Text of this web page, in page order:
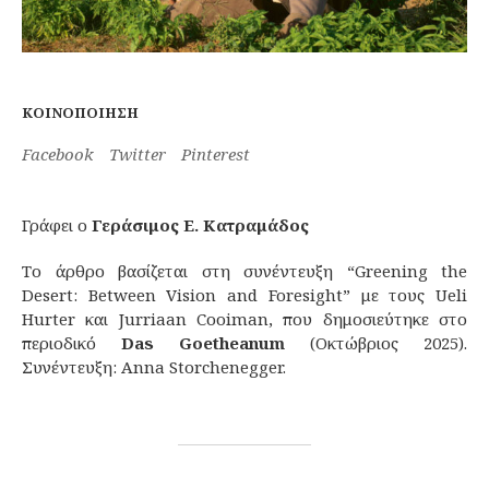
ΚΟΙΝΟΠΟΊΗΣΗ
Facebook Twitter Pinterest
Γράφει ο Γεράσιμος Ε. Κατραμάδος
Το άρθρο βασίζεται στη συνέντευξη “Greening the
Desert: Between Vision and Foresight” με τους Ueli
Hurter και Jurriaan Cooiman, που δημοσιεύτηκε στο
περιοδικό Das Goetheanum (Οκτώβριος 2025).
Συνέντευξη: Anna Storchenegger.